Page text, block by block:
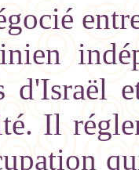
d'Israël
Il